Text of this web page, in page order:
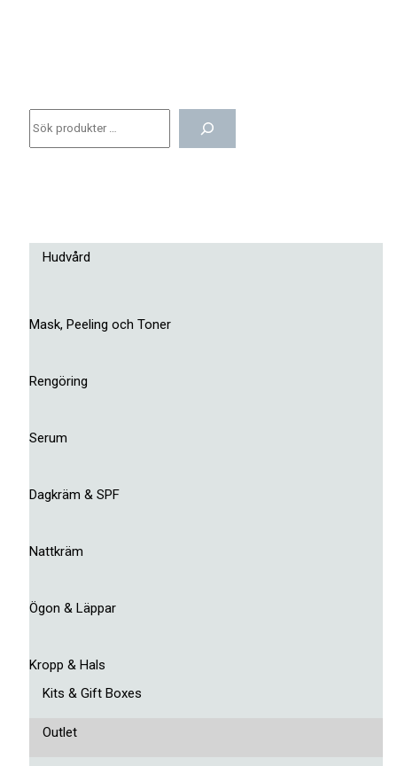
Hudvård
Mask, Peeling och Toner
Rengöring
Serum
Dagkräm & SPF
Nattkräm
Ögon & Läppar
Kropp & Hals
Kits & Gift Boxes
Outlet